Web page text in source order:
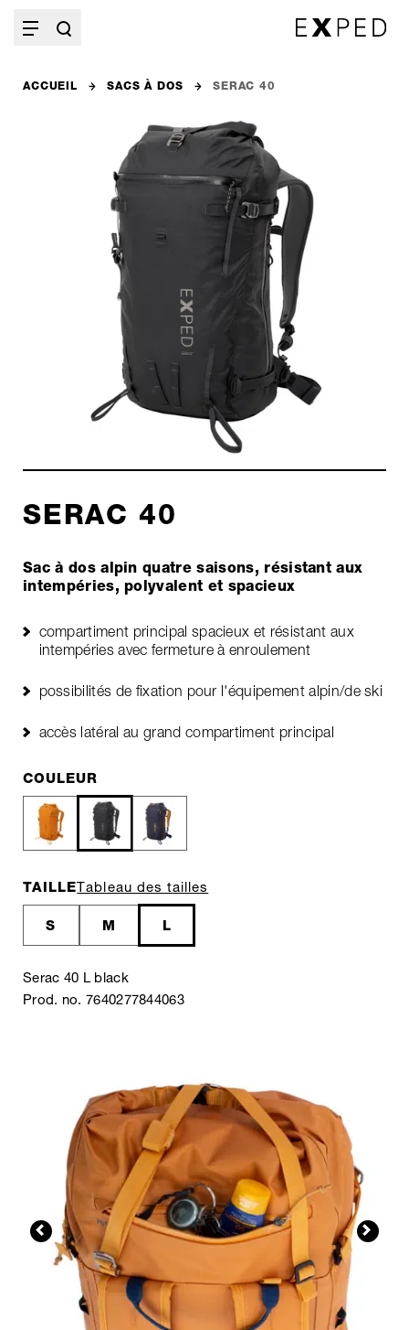
ACCUEIL SACS À DOS SERAC 40
SERAC 40
Sac à dos alpin quatre saisons, résistant aux
intempéries, polyvalent et spacieux
compartiment principal spacieux et résistant aux
intempéries avec fermeture à enroulement
possibilités de fixation pour l'équipement alpin/de ski
accès latéral au grand compartiment principal
COULEUR
TAILLETableau des tailles
S M L
Serac 40 L black
Prod. no. 7640277844063